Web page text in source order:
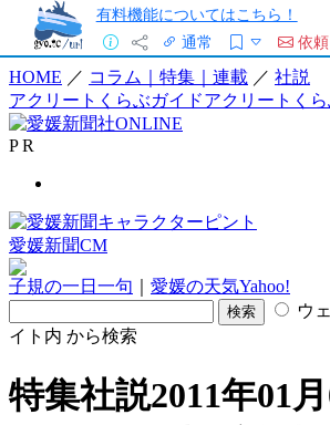
有料機能についてはこちら！
通常
依頼